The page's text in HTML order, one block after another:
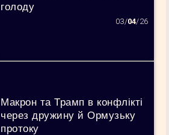
голоду
03/04/26
Макрон та Трамп в конфлікті
через дружину й Ормузьку
протоку